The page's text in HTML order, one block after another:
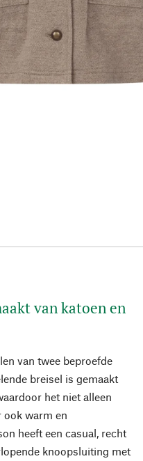
van katoen en
van twee beproefde
breisel is gemaakt
het niet alleen
ook warm en
heeft een casual, recht
knoopsluiting met